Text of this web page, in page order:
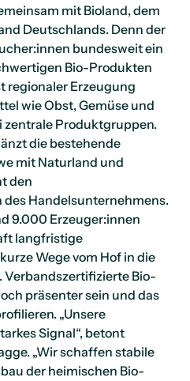
mit Bioland, dem
Deutschlands. Denn der
bundesweit ein
Bio-Produkten
regionaler Erzeugung
wie Obst, Gemüse und
Produktgruppen.
die bestehende
mit Naturland und
den
Handelsunternehmens.
9.000 Erzeuger:innen
langfristige
Wege vom Hof in die
Verbandszertifizierte Bio-
präsenter sein und das
„Unsere
Signal“, betont
„Wir schaffen stabile
der heimischen Bio-